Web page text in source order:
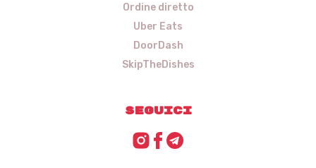
Ordine diretto
Uber Eats
DoorDash
SkipTheDishes
Seguici